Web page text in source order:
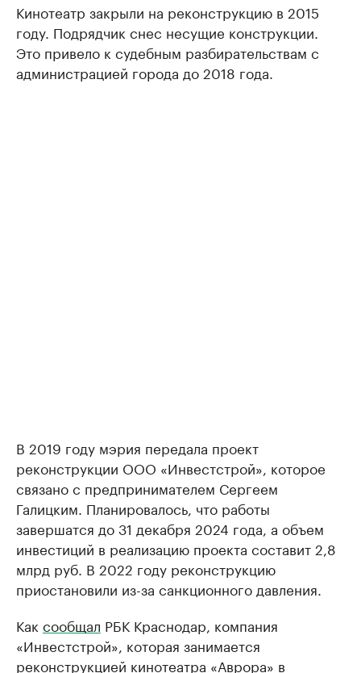
Кинотеатр закрыли на реконструкцию в 2015
году. Подрядчик снес несущие конструкции.
Это привело к судебным разбирательствам с
администрацией города до 2018 года.
В 2019 году мэрия передала проект
реконструкции ООО «Инвестстрой», которое
связано с предпринимателем Сергеем
Галицким. Планировалось, что работы
завершатся до 31 декабря 2024 года, а объем
инвестиций в реализацию проекта составит 2,8
млрд руб. В 2022 году реконструкцию
приостановили из-за санкционного давления.
Как сообщал РБК Краснодар, компания
«Инвестстрой», которая занимается
реконструкцией кинотеатра «Аврора» в